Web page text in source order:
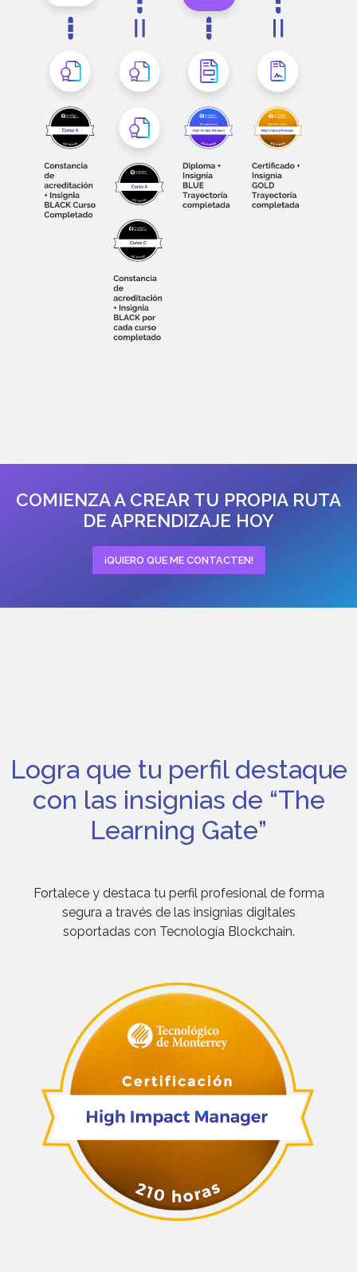
COMIENZA A CREAR TU PROPIA RUTA
DE APRENDIZAJE HOY
¡QUIERO QUE ME CONTACTEN!
Logra que tu perfil destaque
con las insignias de “The
Learning Gate”
Fortalece y destaca tu perfil profesional de forma
segura a través de las insignias digitales
soportadas con Tecnología Blockchain.